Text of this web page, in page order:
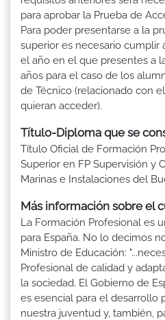
para aprobar la Prueba de
Para poder presentarse a la
superior es necesario cumplir
el año en el que presentes a
años para el caso de los
de Técnico (relacionado con
quieran acceder).
Título-Diploma que se
Título Oficial de Formación
Superior en FP Supervisión y
Marinas e Instalaciones del
Más información sobre el
La Formación Profesional es
para España. No lo decimos
Ministro de Educación:
Profesional de calidad y
la sociedad. El Gobierno de
es esencial para el desarrollo
nuestra juventud y, también,